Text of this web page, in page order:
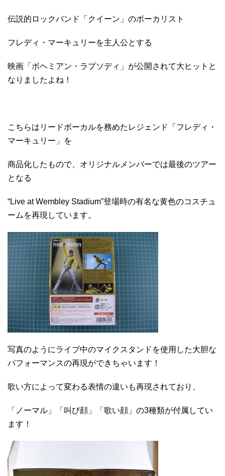
伝説的ロックバンド「クイーン」のボーカリスト
フレディ・マーキュリーを主人公とする
映画「ボヘミアン・ラプソディ」が公開されて大ヒットと
なりましたよね！
こちらはリードボーカルを務めたレジェンド「フレディ・
マーキュリー」を
商品化したもので、オリジナルメンバーでは最後のツアー
となる
“Live at Wembley Stadium”登場時の有名な黄色のコスチュ
ームを再現しています。
写真のようにライブ中のマイクスタンドを使用した大胆な
パフォーマンスの再現ができちゃいます！
歌い方によって変わる表情の違いも再現されており、
「ノーマル」「叫び顔」「歌い顔」の3種類が付属してい
ます！